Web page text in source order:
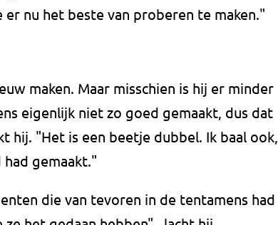
nu het beste van proberen te maken."
maken. Maar misschien is hij er minder
eigenlijk niet zo goed gemaakt, dus dat
hij. "Het is een beetje dubbel. Ik baal ook,
gemaakt."
die van tevoren in de tentamens had